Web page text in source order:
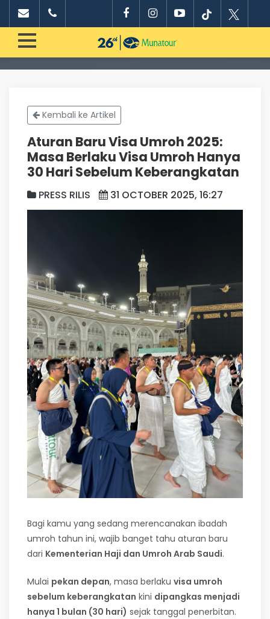
Kembali ke Artikel
Aturan Baru Visa Umroh 2025:
Masa Berlaku Visa Umroh Hanya
30 Hari Sebelum Keberangkatan
PRESS RILIS 31 OCTOBER 2025, 16:27
Bagi kamu yang sedang merencanakan ibadah
umroh tahun ini, wajib banget tahu aturan baru
dari Kementerian Haji dan Umroh Arab Saudi.
Mulai pekan depan, masa berlaku visa umroh
sebelum keberangkatan kini dipangkas menjadi
hanya 1 bulan (30 hari) sejak tanggal penerbitan.